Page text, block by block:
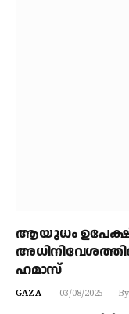
ആയുധം
ഹമാസ്
GAZA 03/08/2025 By